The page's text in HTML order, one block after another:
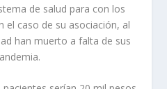
de salud para con los
el caso de su asociación, al
han muerto a falta de sus